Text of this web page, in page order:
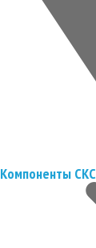
Компоненты СКС